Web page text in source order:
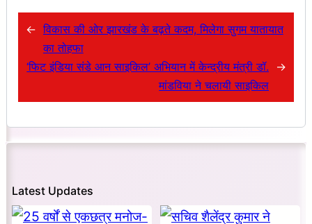
← विकास की ओर झारखंड के बढ़ते कदम, मिलेगा सुगम यातायात
का तोहफा
‘फिट इंडिया संडे आन साइकिल’ अभियान में केन्द्रीय मंत्री डॉ.
मांडविया ने चलायी साइकिल
→
Latest Updates